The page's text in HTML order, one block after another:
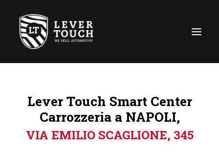
Linee di servizio
Carrozzerie
Chi siamo
Lever Touch Smart Center
Carrozzeria a NAPOLI,
VIA EMILIO SCAGLIONE, 345